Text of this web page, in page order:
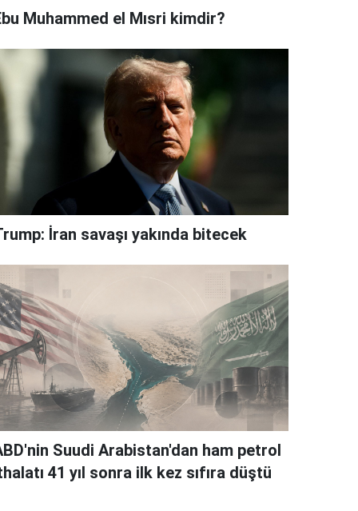
Muhammed el Mısri kimdir?
İran savaşı yakında bitecek
Suudi Arabistan'dan ham petrol
41 yıl sonra ilk kez sıfıra düştü